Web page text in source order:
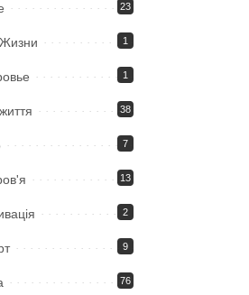
23
1
1
38
7
13
2
9
76